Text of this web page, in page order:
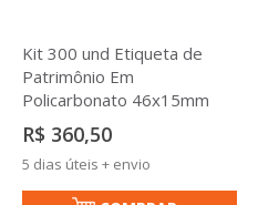
Kit 300 und Etiqueta de
Patrimônio Em
Policarbonato 46x15mm
R$ 360,50
5 dias úteis + envio